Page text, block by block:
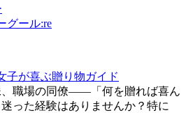
グール:re
子が喜ぶ贈り物ガイド
、職場の同僚――「何を贈れば喜ん
った経験はありませんか？特に